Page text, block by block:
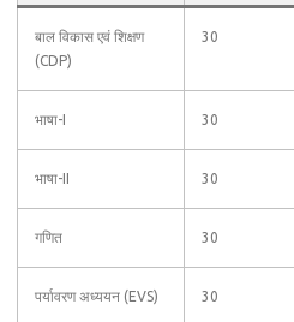
बाल विकास एवं शिक्षण
(CDP)
30
भाषा-I 30
भाषा-II 30
गणित 30
पर्यावरण अध्ययन (EVS) 30